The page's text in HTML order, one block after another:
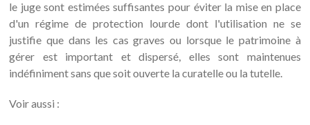
le juge sont estimées suffisantes pour éviter la mise en place
d'un régime de protection lourde dont l'utilisation ne se
justifie que dans les cas graves ou lorsque le patrimoine à
gérer est important et dispersé, elles sont maintenues
indéfiniment sans que soit ouverte la curatelle ou la tutelle.
Voir aussi :